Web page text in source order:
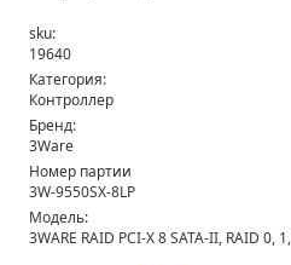
sku:
19640
Категория:
Контроллер
Бренд:
3Ware
Номер партии
3W-9550SX-8LP
Модель:
3WARE RAID PCI-X 8 SATA-II, RAID 0,